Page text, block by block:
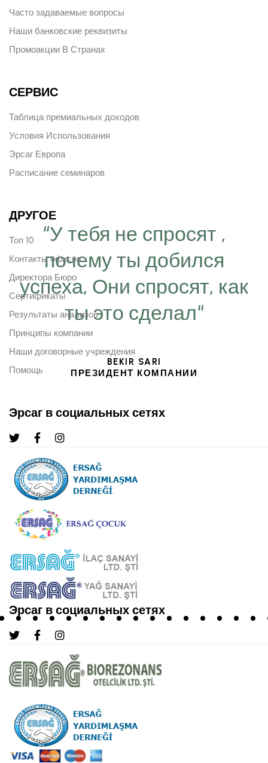
“У тебя не спросят ,
почему ты добился
успеха, Они спросят, как
ты это сделал“
BEKIR SARI
ПРЕЗИДЕНТ КОМПАНИИ
Часто задаваемые вопросы
Наши банковские реквизиты
Промоакции В Странах
СЕРВИС
Таблица премиальных доходов
Условия Использования
Эрсаг Европа
Расписание семинаров
ДРУГОЕ
Топ 10
Контакты офисов
Директора Бюро
Сертификаты
Результаты анализов
Принципы компании
Наши договорные учреждения
Помощь
Эрсаг в социальных сетях
Эрсаг в социальных сетях